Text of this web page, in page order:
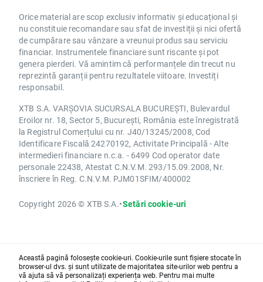
Orice material are scop exclusiv informativ și educațional și
nu constituie recomandare sau sfat de investiții și nici ofertă
de cumpărare sau vânzare a vreunui produs sau serviciu
financiar. Instrumentele financiare sunt riscante și pot
genera pierderi. Vă amintim că performanțele din trecut nu
reprezintă garanții pentru rezultatele viitoare. Investiți
responsabil.
XTB S.A. VARȘOVIA SUCURSALA BUCUREȘTI, Bulevardul
Eroilor nr. 18, Sector 5, București, România este înregistrată
la Registrul Comerțului cu nr. J40/13245/2008, Cod
Identificare Fiscală 24270192, Activitate Principală - Alte
intermedieri financiare n.c.a. - 6499 Cod operator date
personale 22438, Atestat C.N.V.M. 293/15.09.2008, Nr.
înscriere în Reg. C.N.V.M. PJM01SFIM/400002
Copyright 2026 © XTB S.A.•Setări cookie-uri
Această pagină folosește cookie-uri. Cookie-urile sunt fișiere stocate în
browser-ul dvs. și sunt utilizate de majoritatea site-urilor web pentru a
vă ajuta să vă personalizați experiența web. Pentru mai multe